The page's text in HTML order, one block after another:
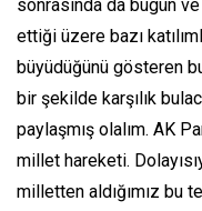
sonrasında da bugün
ettiği üzere bazı
büyüdüğünü gösteren
bir şekilde karşılık
paylaşmış olalım. AK
millet hareketi.
milletten aldığımız bu